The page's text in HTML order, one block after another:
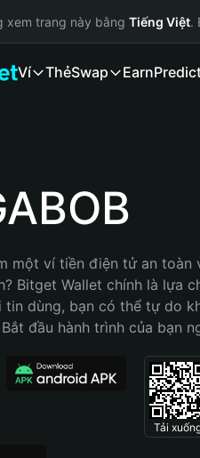
xem trang này bằng Tiếng Việt.
Ví ThẻSwap Earn
một ví tiền điện tử an toàn
Bitget Wallet chính là lựa
dùng, bạn có thể tự do
đầu hành trình của bạn
Tải